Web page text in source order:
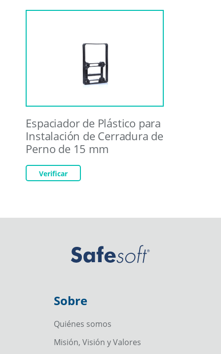
Espaciador de Plástico para
Instalación de Cerradura de
Perno de 15 mm
Verificar
Sobre
Quiénes somos
Misión, Visión y Valores